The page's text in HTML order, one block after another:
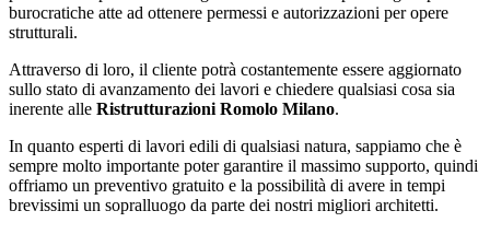
burocratiche atte ad ottenere permessi e autorizzazioni per opere
strutturali.
Attraverso di loro, il cliente potrà costantemente essere aggiornato
sullo stato di avanzamento dei lavori e chiedere qualsiasi cosa sia
inerente alle Ristrutturazioni Romolo Milano.
In quanto esperti di lavori edili di qualsiasi natura, sappiamo che è
sempre molto importante poter garantire il massimo supporto, quindi
offriamo un preventivo gratuito e la possibilità di avere in tempi
brevissimi un sopralluogo da parte dei nostri migliori architetti.